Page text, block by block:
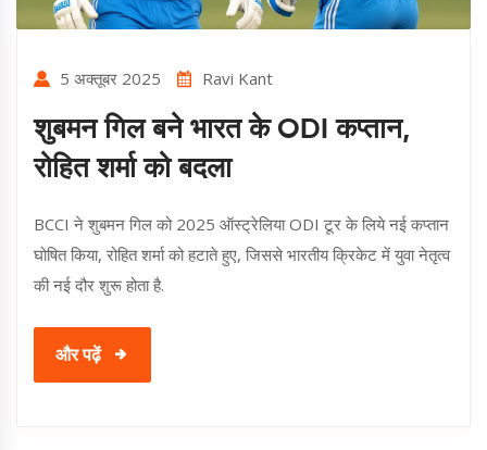
5 अक्तूबर 2025 Ravi Kant
शुबमन गिल बने भारत के ODI कप्तान,
रोहित शर्मा को बदला
BCCI ने शुबमन गिल को 2025 ऑस्ट्रेलिया ODI टूर के लिये नई कप्तान
घोषित किया, रोहित शर्मा को हटाते हुए, जिससे भारतीय क्रिकेट में युवा नेतृत्व
की नई दौर शुरू होता है.
और पढ़ें